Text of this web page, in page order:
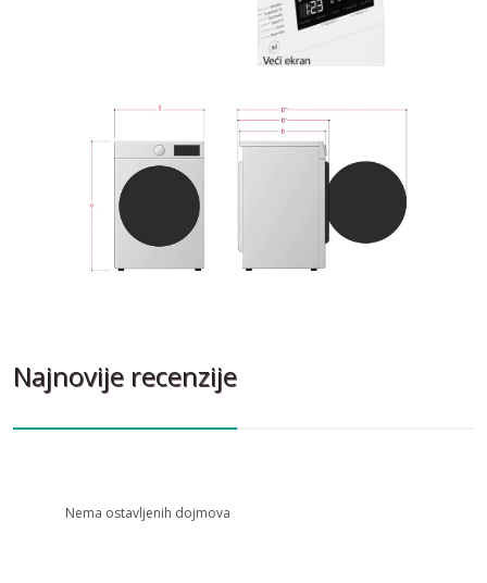
Najnovije recenzije
Nema ostavljenih dojmova